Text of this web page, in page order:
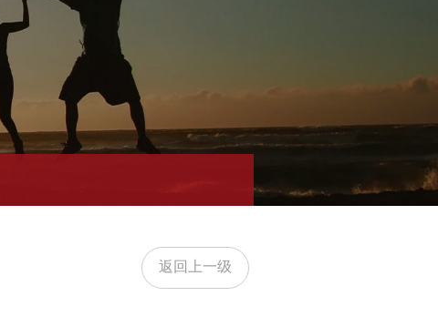
返回上一级